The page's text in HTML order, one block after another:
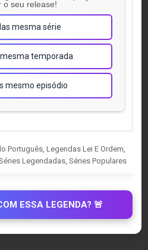
o seu release!
mesma série
temporada
mesmo episódio
Português Legendas Lei E Ordem
Legendadas Séries Populares
ESSA LEGENDA? 🚨